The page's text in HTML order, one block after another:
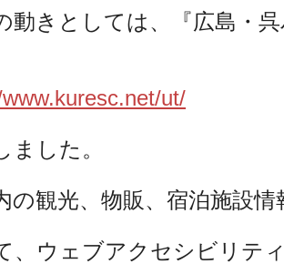
動きとしては、『広島・
ut/
ました。
の観光、物販、宿泊施設
、ウェブアクセシビリテ